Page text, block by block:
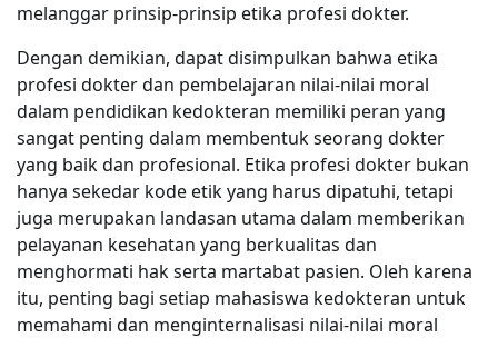
melanggar prinsip-prinsip etika profesi dokter.
Dengan demikian, dapat disimpulkan bahwa etika
profesi dokter dan pembelajaran nilai-nilai moral
dalam pendidikan kedokteran memiliki peran yang
sangat penting dalam membentuk seorang dokter
yang baik dan profesional. Etika profesi dokter bukan
hanya sekedar kode etik yang harus dipatuhi, tetapi
juga merupakan landasan utama dalam memberikan
pelayanan kesehatan yang berkualitas dan
menghormati hak serta martabat pasien. Oleh karena
itu, penting bagi setiap mahasiswa kedokteran untuk
memahami dan menginternalisasi nilai-nilai moral